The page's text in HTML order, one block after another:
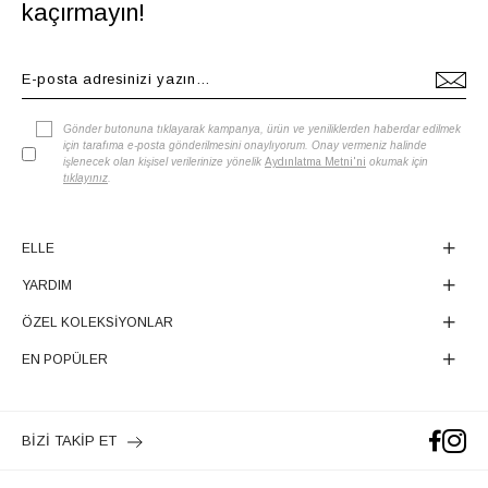
kaçırmayın!
Gönder butonuna tıklayarak kampanya, ürün ve yeniliklerden haberdar edilmek
için tarafıma e-posta gönderilmesini onaylıyorum. Onay vermeniz halinde
işlenecek olan kişisel verilerinize yönelik Aydınlatma Metni'ni okumak için
tıklayınız
ELLE
YARDIM
ÖZEL KOLEKSİYONLAR
EN POPÜLER
BİZİ TAKİP ET